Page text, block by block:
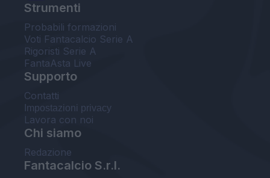
Strumenti
Probabili formazioni
Voti Fantacalcio Serie A
Rigoristi Serie A
FantaAsta Live
Supporto
Contatti
Impostazioni privacy
Lavora con noi
Chi siamo
Redazione
Fantacalcio S.r.l.